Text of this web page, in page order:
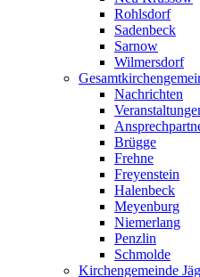
Rohlsdorf
Sadenbeck
Sarnow
Wilmersdorf
Nachrichten
Brügge
Frehne
Freyenstein
Halenbeck
Meyenburg
Niemerlang
Penzlin
Schmolde
Kirchengemeinde